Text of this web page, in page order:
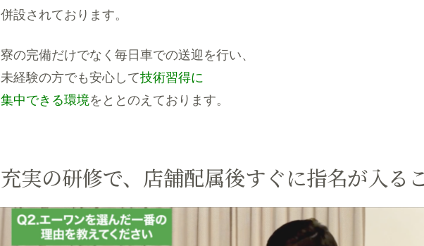
併設されております。
寮の完備だけでなく毎日車での送迎を行い、
未経験の方でも安心して技術習得に
集中できる環境をととのえております。
充実の研修で、店舗配属後すぐに指名が入る